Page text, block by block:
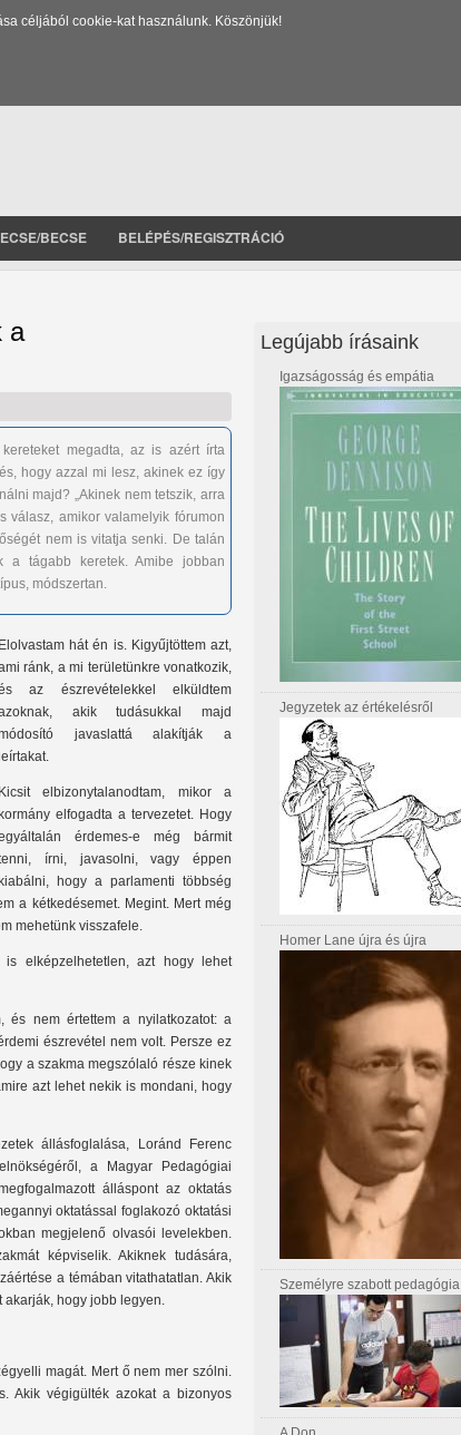
céljából cookie-kat használunk. Köszönjük!
BECSE BELÉPÉS/REGISZTRÁCIÓ
a
megadta, az is azért írta
hogy azzal mi lesz, akinek ez így
majd? „Akinek nem tetszik, arra
válasz, amikor valamelyik fórumon
nem is vitatja senki. De talán
a tágabb keretek. Amibe jobban
módszertan.
Elolvastam hát én is. Kigyűjtöttem azt,
ránk, a mi területünkre vonatkozik,
az észrevételekkel elküldtem
akik tudásukkal majd
javaslattá alakítják a
leírtakat.
Kicsit elbizonytalanodtam, mikor a
kormány elfogadta a tervezetet. Hogy
érdemes-e még bármit
írni, javasolni, vagy éppen
kiabálni, hogy a parlamenti többség
a kétkedésemet. Megint. Mert még
mehetünk visszafele.
elképzelhetetlen, azt hogy lehet
és nem értettem a nyilatkozatot: a
észrevétel nem volt. Persze ez
a szakma megszólaló része kinek
azt lehet nekik is mondani, hogy
állásfoglalása, Loránd Ferenc
a Magyar Pedagógiai
álláspont az oktatás
oktatással foglakozó oktatási
megjelenő olvasói levelekben.
képviselik. Akiknek tudására,
a témában vitathatatlan. Akik
akarják, hogy jobb legyen.
magát. Mert ő nem mer szólni.
Akik végigülték azokat a bizonyos
Legújabb írásaink
Igazságosság és empátia
Jegyzetek az értékelésről
Homer Lane újra és újra
Személyre szabott pedagógia